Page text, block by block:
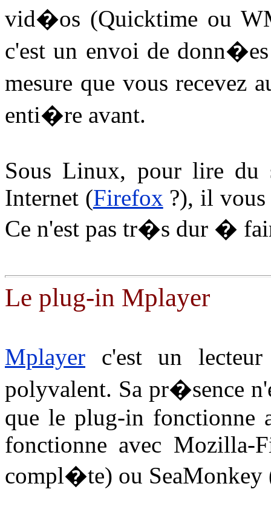
vid�os (Quicktime ou
c'est un envoi de
mesure que vous
enti�re avant.
Sous Linux, pour lire du
Internet (Firefox ?), il
Ce n'est pas tr�s dur �
Le plug-in Mplayer
Mplayer c'est un
polyvalent. Sa pr�sence
que le plug-in fonctionne
fonctionne avec Mozilla-
compl�te) ou